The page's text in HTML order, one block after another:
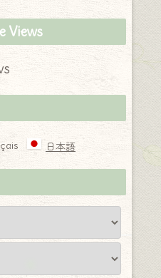
Views
日本語